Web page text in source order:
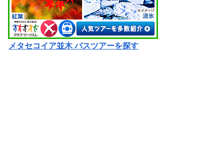
メタセコイア並木 バスツアーを探す